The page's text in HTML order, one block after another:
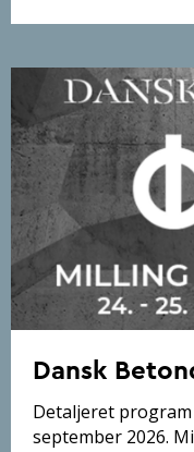
Dansk
Detaljeret
september 2026.